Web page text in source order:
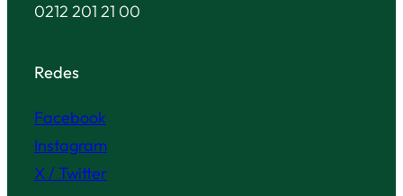
0212 201 21 00
Redes
Facebook
Instagram
X / Twitter